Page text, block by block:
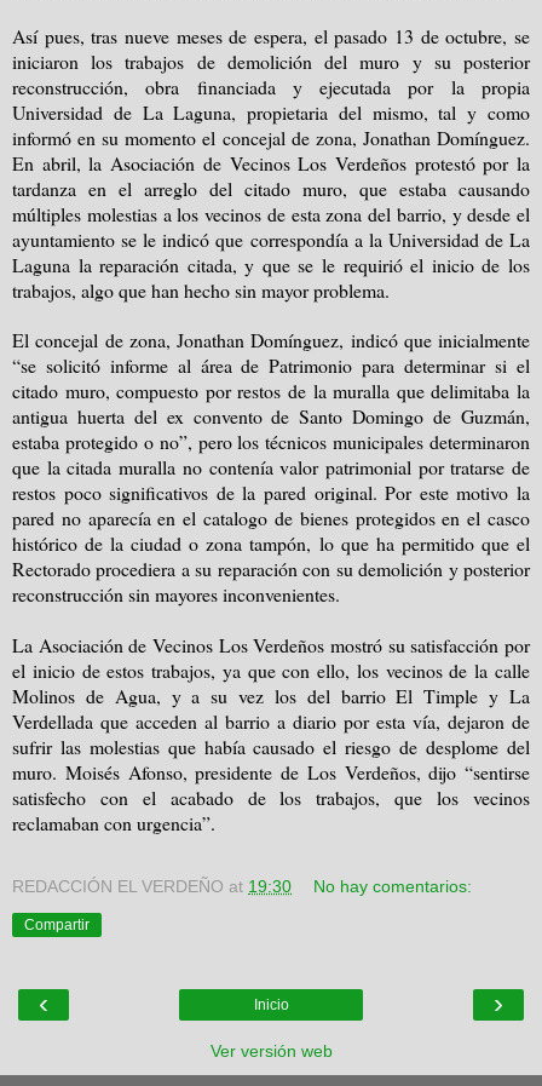
Así pues, tras nueve meses de espera, el pasado 13 de octubre, se
iniciaron los trabajos de demolición del muro y su posterior
reconstrucción, obra financiada y ejecutada por la propia
Universidad de La Laguna, propietaria del mismo, tal y como
informó en su momento el concejal de zona, Jonathan Domínguez.
En abril, la Asociación de Vecinos Los Verdeños protestó por la
tardanza en el arreglo del citado muro, que estaba causando
múltiples molestias a los vecinos de esta zona del barrio, y desde el
ayuntamiento se le indicó que correspondía a la Universidad de La
Laguna la reparación citada, y que se le requirió el inicio de los
trabajos, algo que han hecho sin mayor problema.
El concejal de zona, Jonathan Domínguez, indicó que inicialmente
“se solicitó informe al área de Patrimonio para determinar si el
citado muro, compuesto por restos de la muralla que delimitaba la
antigua huerta del ex convento de Santo Domingo de Guzmán,
estaba protegido o no”, pero los técnicos municipales determinaron
que la citada muralla no contenía valor patrimonial por tratarse de
restos poco significativos de la pared original. Por este motivo la
pared no aparecía en el catalogo de bienes protegidos en el casco
histórico de la ciudad o zona tampón, lo que ha permitido que el
Rectorado procediera a su reparación con su demolición y posterior
reconstrucción sin mayores inconvenientes.
La Asociación de Vecinos Los Verdeños mostró su satisfacción por
el inicio de estos trabajos, ya que con ello, los vecinos de la calle
Molinos de Agua, y a su vez los del barrio El Timple y La
Verdellada que acceden al barrio a diario por esta vía, dejaron de
sufrir las molestias que había causado el riesgo de desplome del
muro. Moisés Afonso, presidente de Los Verdeños, dijo “sentirse
satisfecho con el acabado de los trabajos, que los vecinos
reclamaban con urgencia”.
REDACCIÓN EL VERDEÑO at 19:30 No hay comentarios:
Compartir
‹ ›
Inicio
Ver versión web